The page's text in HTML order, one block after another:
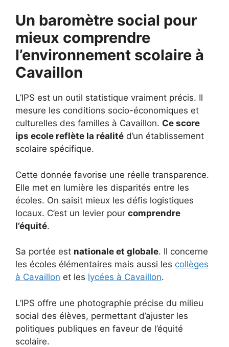
Un baromètre social pour
mieux comprendre
l’environnement scolaire à
Cavaillon
L’IPS est un outil statistique vraiment précis. Il
mesure les conditions socio-économiques et
culturelles des familles à Cavaillon. Ce score
ips ecole reflète la réalité d’un établissement
scolaire spécifique.
Cette donnée favorise une réelle transparence.
Elle met en lumière les disparités entre les
écoles. On saisit mieux les défis logistiques
locaux. C’est un levier pour comprendre
l’équité.
Sa portée est nationale et globale. Il concerne
les écoles élémentaires mais aussi les collèges
à Cavaillon et les lycées à Cavaillon.
L’IPS offre une photographie précise du milieu
social des élèves, permettant d’ajuster les
politiques publiques en faveur de l’équité
scolaire.